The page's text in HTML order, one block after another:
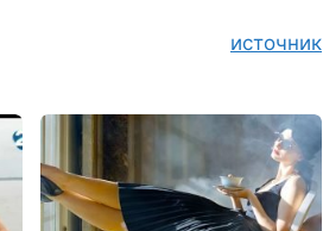
источник